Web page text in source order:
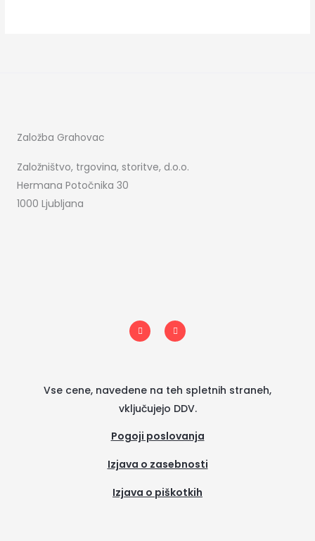
Založba Grahovac
Založništvo, trgovina, storitve, d.o.o.
Hermana Potočnika 30
1000 Ljubljana
n
s
t
a
c
e
-
f
Vse cene, navedene na teh spletnih straneh,
vključujejo DDV.
Pogoji poslovanja
Izjava o zasebnosti
Izjava o piškotkih